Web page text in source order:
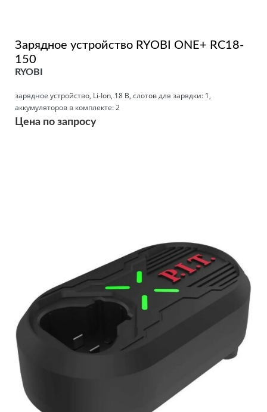
Зарядное устройство RYOBI ONE+ RC18-
150
RYOBI
зарядное устройство, Li-Ion, 18 В, слотов для зарядки: 1,
аккумуляторов в комплекте: 2
Цена по запросу